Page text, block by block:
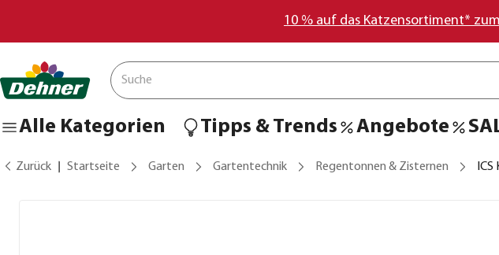
10 % auf das Katzensortiment*
Alle Kategorien Tipps & Trends Angebote
Zurück Startseite Garten Gartentechnik Regentonnen & Zisternen